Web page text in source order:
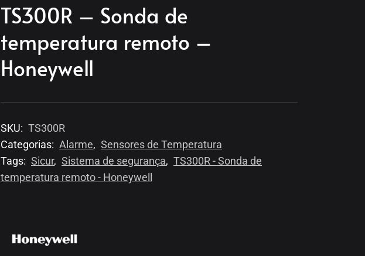
TS300R – Sonda de
temperatura remoto –
Honeywell
SKU: TS300R
Categorias: Alarme, Sensores de Temperatura
Tags: Sicur, Sistema de segurança, TS300R - Sonda de
temperatura remoto - Honeywell